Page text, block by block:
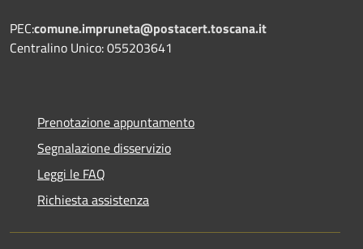
PEC:comune.impruneta@postacert.toscana.it
Centralino Unico: 055203641
Prenotazione appuntamento
Segnalazione disservizio
Leggi le FAQ
Richiesta assistenza